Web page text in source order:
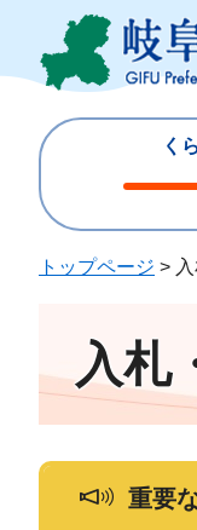
ジ
ュ
く
じ
トップページ >
入札
重要